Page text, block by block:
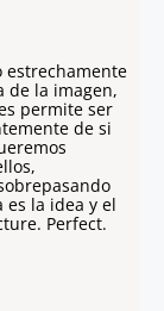
estrechamente
de la imagen,
permite ser
de si
es la idea y el
Perfect.